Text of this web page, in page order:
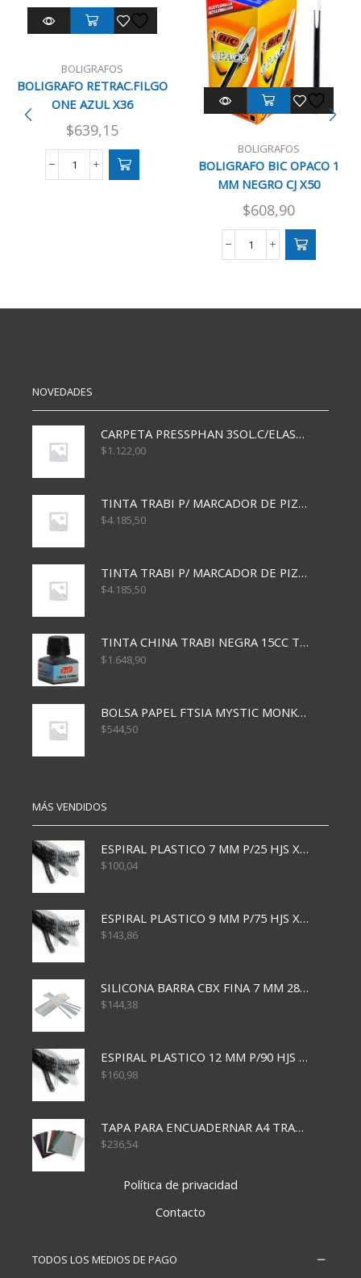
BOLIGRAFOS
BOLIGRAFO RETRAC.FILGO
ONE AZUL X36
$639,15
BOLIGRAFO
BOLIGRAFOS
BOLIGRAFO BIC OPACO 1
MM NEGRO CJ X50
$608,90
BOLIGRAFO
MM
NOVEDADES
CARPETA PRESSPHAN 3SOL.C/ELAST MARRON A4 P01A
$1.122,00
TINTA TRABI P/ MARCADOR DE PIZARRA x30ml AZUL
$4.185,50
TINTA TRABI P/ MARCADOR DE PIZARRA x30ml ROJO
$4.185,50
TINTA CHINA TRABI NEGRA 15CC TR3460
$1.648,90
BOLSA PAPEL FTSIA MYSTIC MONKEY 14/08/20
$544,50
MÁS VENDIDOS
ESPIRAL PLASTICO 7 MM P/25 HJS X50x3000
$100,04
ESPIRAL PLASTICO 9 MM P/75 HJS X50X2400
$143,86
SILICONA BARRA CBX FINA 7 MM 28 CM
$144,38
ESPIRAL PLASTICO 12 MM P/90 HJS X50X1500
$160,98
TAPA PARA ENCUADERNAR A4 TRANSP x50x500
$236,54
Política de privacidad
Contacto
TODOS LOS MEDIOS DE PAGO